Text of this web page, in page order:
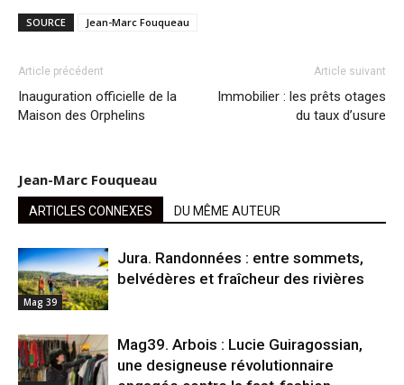
SOURCE Jean-Marc Fouqueau
Article précédent
Inauguration officielle de la
Maison des Orphelins
Article suivant
Immobilier : les prêts otages
du taux d’usure
Jean-Marc Fouqueau
ARTICLES CONNEXES DU MÊME AUTEUR
Mag 39
Jura. Randonnées : entre sommets,
belvédères et fraîcheur des rivières
Mag39. Arbois : Lucie Guiragossian,
une designeuse révolutionnaire